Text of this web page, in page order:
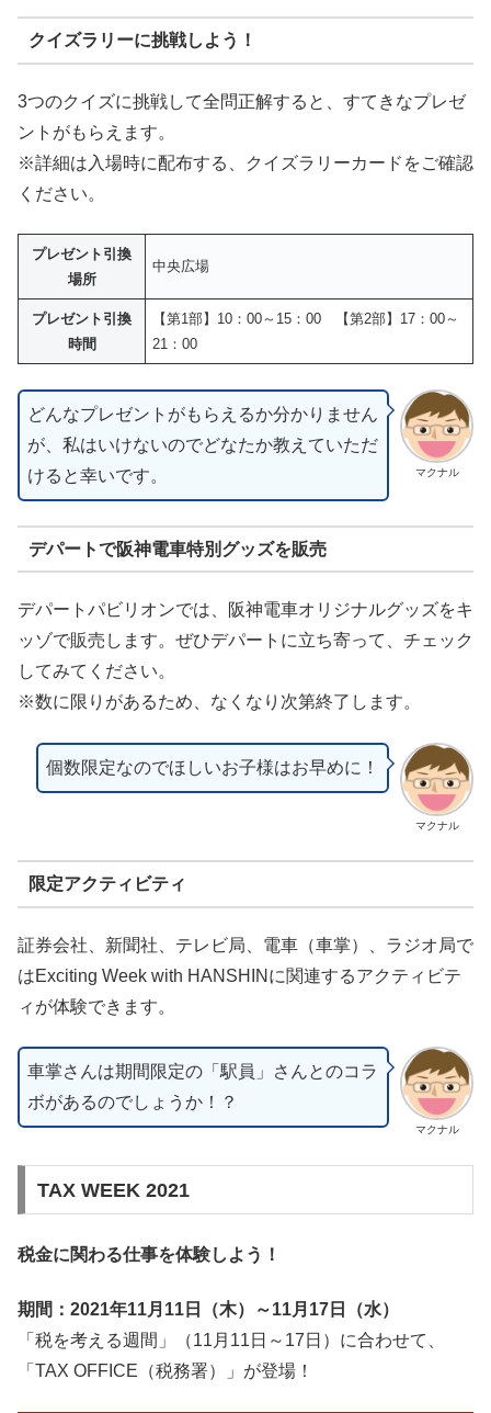
クイズラリーに挑戦しよう！
3つのクイズに挑戦して全問正解すると、すてきなプレゼ
ントがもらえます。
※詳細は入場時に配布する、クイズラリーカードをご確認
ください。
プレゼント引換
場所
中央広場
プレゼント引換
時間
【第1部】10：00～15：00 【第2部】17：00～
21：00
マクナル
どんなプレゼントがもらえるか分かりません
が、私はいけないのでどなたか教えていただ
けると幸いです。
デパートで阪神電車特別グッズを販売
デパートパビリオンでは、阪神電車オリジナルグッズをキ
ッゾで販売します。ぜひデパートに立ち寄って、チェック
してみてください。
※数に限りがあるため、なくなり次第終了します。
マクナル
個数限定なのでほしいお子様はお早めに！
限定アクティビティ
証券会社、新聞社、テレビ局、電車（車掌）、ラジオ局で
はExciting Week with HANSHINに関連するアクティビテ
ィが体験できます。
マクナル
車掌さんは期間限定の「駅員」さんとのコラ
ボがあるのでしょうか！？
TAX WEEK 2021
税金に関わる仕事を体験しよう！
期間：2021年11月11日（木）～11月17日（水）
「税を考える週間」（11月11日～17日）に合わせて、
「TAX OFFICE（税務署）」が登場！